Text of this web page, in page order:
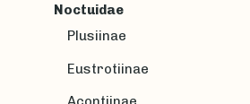
Noctuidae
Plusiinae
Eustrotiinae